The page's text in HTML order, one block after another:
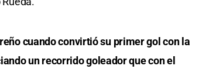
cuando convirtió su primer gol con la
un recorrido goleador que con el